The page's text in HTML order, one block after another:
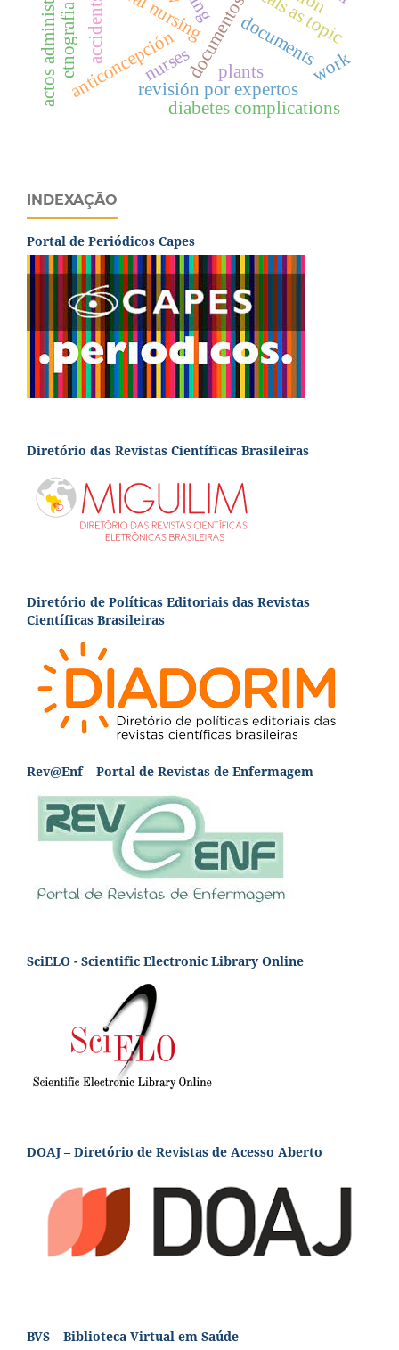
documentos
revisión por expertos
anticoncepción documents
nurses
accidents
diabetes complications
etnografia plants work
INDEXAÇÃO
Portal de Periódicos Capes
Diretório das Revistas Científicas Brasileiras
Diretório de Políticas Editoriais das Revistas
Científicas Brasileiras
Rev@Enf – Portal de Revistas de Enfermagem
SciELO - Scientific Electronic Library Online
DOAJ – Diretório de Revistas de Acesso Aberto
BVS – Biblioteca Virtual em Saúde